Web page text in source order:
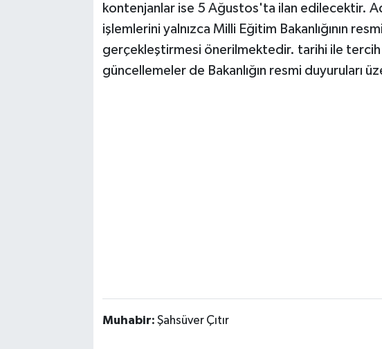
kontenjanlar ise 5 Ağustos'ta ilan edilecektir.
işlemlerini yalnızca Milli Eğitim Bakanlığının
gerçekleştirmesi önerilmektedir. tarihi ile tercih
güncellemeler de Bakanlığın resmi duyuruları
Muhabir: Şahsüver Çıtır